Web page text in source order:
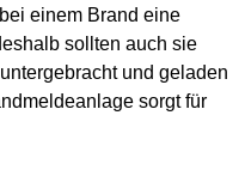
einem Brand eine
sollten auch sie
und geladen
sorgt für